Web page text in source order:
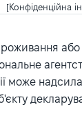
[Конфіденційна
може